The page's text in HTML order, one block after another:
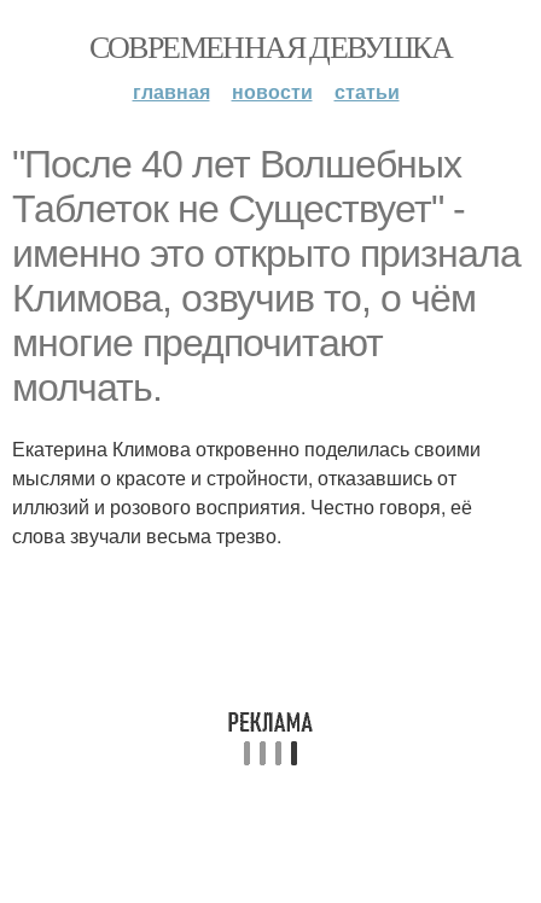
СОВРЕМЕННАЯ ДЕВУШКА
главная новости статьи
"После 40 лет Волшебных
Таблеток не Существует" -
именно это открыто признала
Климова, озвучив то, о чём
многие предпочитают
молчать.
Екатерина Климова откровенно поделилась своими
мыслями о красоте и стройности, отказавшись от
иллюзий и розового восприятия. Честно говоря, её
слова звучали весьма трезво.